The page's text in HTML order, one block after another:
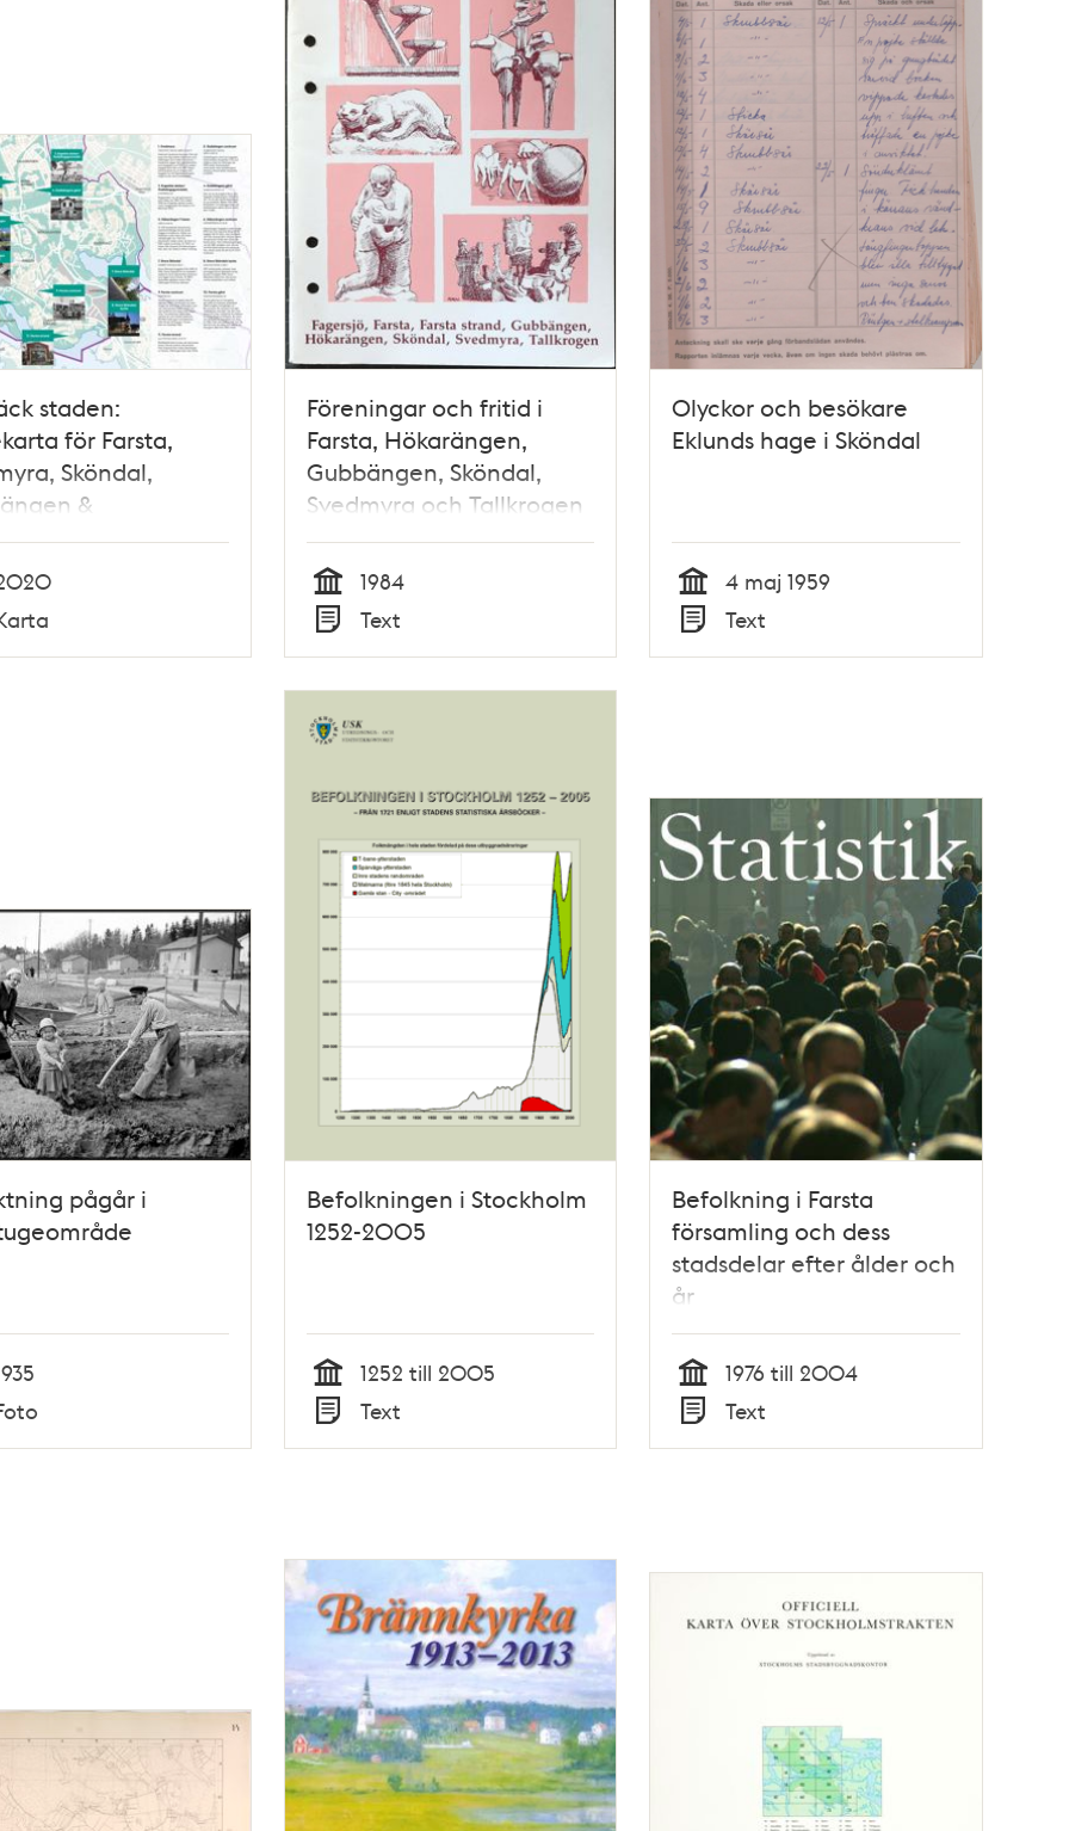
staden:
för Farsta,
Sköndal,
&
Föreningar och fritid i
Farsta, Hökarängen,
Gubbängen, Sköndal,
Svedmyra och Tallkrogen
Tid
1984
Typ
Text
Olyckor och besökare
Eklunds hage i Sköndal
Tid
4 maj 1959
Typ
Text
pågår i
Befolkningen i Stockholm
1252-2005
Tid
1252 till 2005
Typ
Text
Befolkning i Farsta
församling och dess
stadsdelar efter ålder och
år
Tid
1976 till 2004
Typ
Text